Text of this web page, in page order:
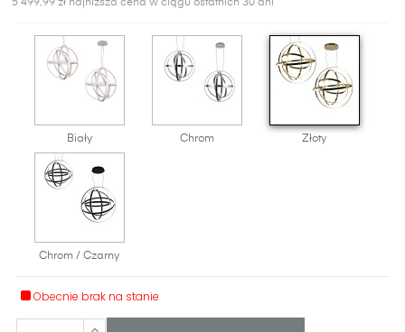
5 499,99 zł najniższa cena w ciągu ostatnich 30 dni
Biały Chrom Złoty
Chrom / Czarny
Obecnie brak na stanie